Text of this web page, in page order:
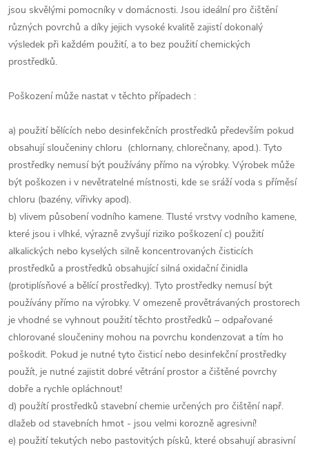
jsou skvělými pomocníky v domácnosti. Jsou ideální pro čištění
různých povrchů a díky jejich vysoké kvalitě zajistí dokonalý
výsledek při každém použití, a to bez použití chemických
prostředků.
Poškození může nastat v těchto případech :
a) použití bělících nebo desinfekčních prostředků především pokud
obsahují sloučeniny chloru (chlornany, chlorečnany, apod.). Tyto
prostředky nemusí být používány přímo na výrobky. Výrobek může
být poškozen i v nevětratelné místnosti, kde se sráží voda s příměsí
chloru (bazény, vířivky apod).
b) vlivem působení vodního kamene. Tlusté vrstvy vodního kamene,
které jsou i vlhké, výrazně zvyšují riziko poškození c) použití
alkalických nebo kyselých silně koncentrovaných čisticích
prostředků a prostředků obsahující silná oxidační činidla
(protiplísňové a bělící prostředky). Tyto prostředky nemusí být
používány přímo na výrobky. V omezeně provětrávaných prostorech
je vhodné se vyhnout použití těchto prostředků – odpařované
chlorované sloučeniny mohou na povrchu kondenzovat a tím ho
poškodit. Pokud je nutné tyto čisticí nebo desinfekční prostředky
použít, je nutné zajistit dobré větrání prostor a čištěné povrchy
dobře a rychle opláchnout!
d) použítí prostředků stavební chemie určených pro čištění např.
dlažeb od stavebních hmot - jsou velmi korozně agresivní!
e) použití tekutých nebo pastovitých písků, které obsahují abrasivní